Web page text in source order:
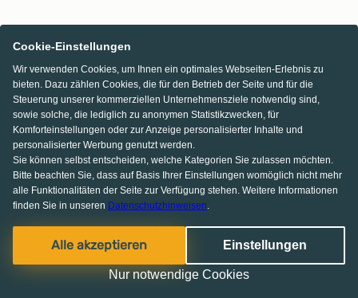
Cookie-Einstellungen
Wir verwenden Cookies, um Ihnen ein optimales Webseiten-Erlebnis zu
bieten. Dazu zählen Cookies, die für den Betrieb der Seite und für die
Steuerung unserer kommerziellen Unternehmensziele notwendig sind,
sowie solche, die lediglich zu anonymen Statistikzwecken, für
Komforteinstellungen oder zur Anzeige personalisierter Inhalte und
personalisierter Werbung genutzt werden.
Sie können selbst entscheiden, welche Kategorien Sie zulassen möchten.
Bitte beachten Sie, dass auf Basis Ihrer Einstellungen womöglich nicht mehr
alle Funktionalitäten der Seite zur Verfügung stehen. Weitere Informationen
finden Sie in unseren Datenschutzhinweisen.
Alle akzeptieren Einstellungen
Nur notwendige Cookies